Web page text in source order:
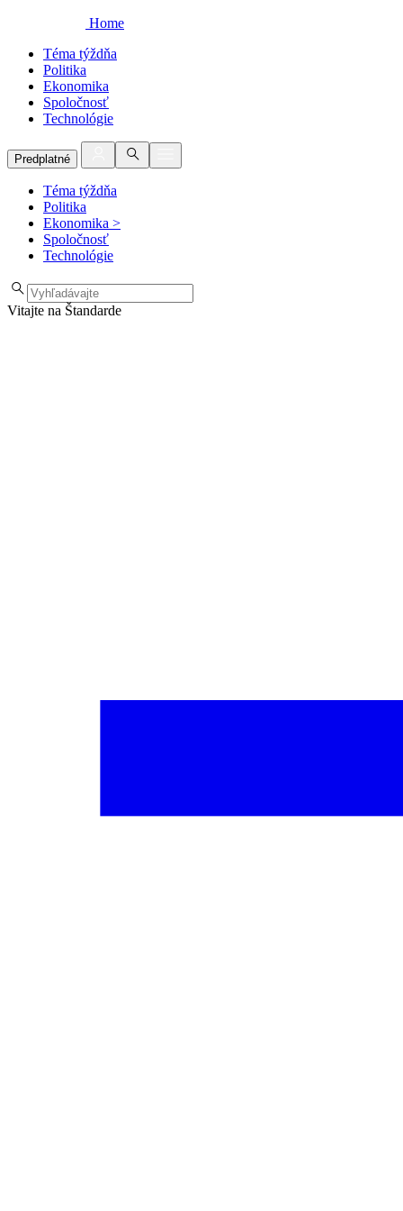
Home
Téma týždňa
Politika
Ekonomika
Spoločnosť
Technológie
Predplatné
Téma týždňa
Politika
Ekonomika >
Spoločnosť
Technológie
Vitajte na Štandarde